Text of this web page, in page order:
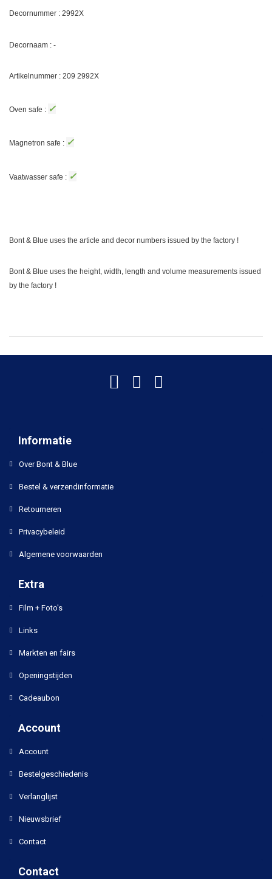
Decornummer : 2992X
Decornaam : -
Artikelnummer : 209 2992X
Oven safe : ✓
Magnetron safe : ✓
Vaatwasser safe : ✓
Bont & Blue uses the article and decor numbers issued by the factory !
Bont & Blue uses the height, width, length and volume measurements issued
by the factory !
Informatie
Over Bont & Blue
Bestel & verzendinformatie
Retourneren
Privacybeleid
Algemene voorwaarden
Extra
Film + Foto's
Links
Markten en fairs
Openingstijden
Cadeaubon
Account
Account
Bestelgeschiedenis
Verlanglijst
Nieuwsbrief
Contact
Contact